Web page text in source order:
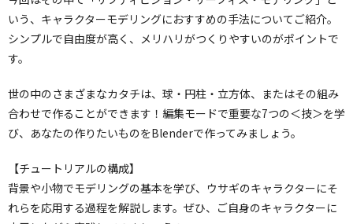
いう、キャラクターモデリングにおすすめの手法についてご紹介。
シンプルで自由度が高く、メリハリがつくりやすいのがポイントで
す。
世の中のさまざまなカタチは、球・円柱・立方体、またはその組み
合わせで作ることができます！編集モードで重要な7つの＜技＞を学
び、あなたの作りたいものをBlenderで作ってみましょう。
【チュートリアルの構成】
背景や小物でモデリングの基本を学び、ウサギのキャラクターにそ
れらを応用する過程を解説します。ぜひ、ご自身のキャラクターに